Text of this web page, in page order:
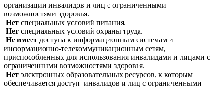
организации инвалидов и лиц с ограниченными
возможностями здоровья.
Нет специальных условий питания.
Нет специальных условий охраны труда.
Не имеет доступа к информационным системам и
информационно-телекоммуникационным сетям,
приспособленных для использования инвалидами и лицами с
ограниченными возможностями здоровья.
Нет электронных образовательных ресурсов, к которым
обеспечивается доступ инвалидов и лиц с ограниченными